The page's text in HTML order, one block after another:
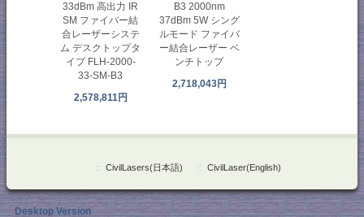
33dBm 高出力 IR
SM ファイバー結
合レーザーシステ
ム デスクトップタ
イプ FLH-2000-
33-SM-B3
2,578,811円
B3 2000nm
37dBm 5W シング
ルモード ファイバ
ー結合レーザー ベ
ンチトップ
2,718,043円
:: CivilLasers(日本語) :: CivilLaser(English)
Desktop Version